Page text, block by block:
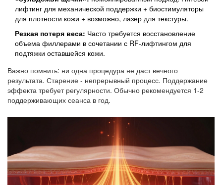
лифтинг для механической поддержки + биостимуляторы
для плотности кожи + возможно, лазер для текстуры.
Резкая потеря веса: Часто требуется восстановление
объема филлерами в сочетании с RF-лифтингом для
подтяжки оставшейся кожи.
Важно помнить: ни одна процедура не даст вечного
результата. Старение - непрерывный процесс. Поддержание
эффекта требует регулярности. Обычно рекомендуется 1-2
поддерживающих сеанса в год.